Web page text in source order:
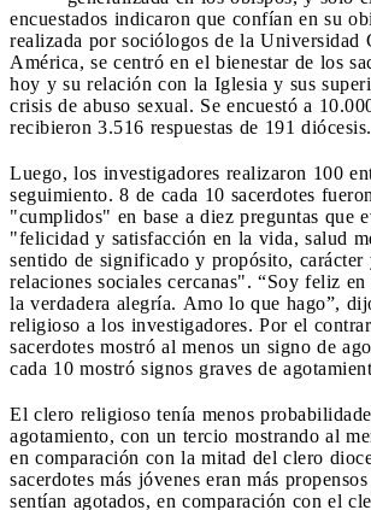
encuestados indicaron que confían en su
realizada por sociólogos de la Universidad
América, se centró en el bienestar de los
hoy y su relación con la Iglesia y sus
crisis de abuso sexual. Se encuestó a
recibieron 3.516 respuestas de 191 diócesis.
Luego, los investigadores realizaron 100
seguimiento. 8 de cada 10 sacerdotes
"cumplidos" en base a diez preguntas que
"felicidad y satisfacción en la vida, salud
sentido de significado y propósito,
relaciones sociales cercanas". “Soy feliz
la verdadera alegría. Amo lo que hago”,
religioso a los investigadores. Por el
sacerdotes mostró al menos un signo de
cada 10 mostró signos graves de
El clero religioso tenía menos
agotamiento, con un tercio mostrando al
en comparación con la mitad del clero
sacerdotes más jóvenes eran más
sentían agotados, en comparación con el